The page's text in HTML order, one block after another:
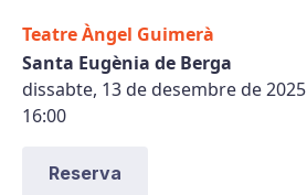
Teatre Àngel Guimerà
Santa Eugènia de Berga
dissabte, 13 de desembre de 2025
16:00
Reserva